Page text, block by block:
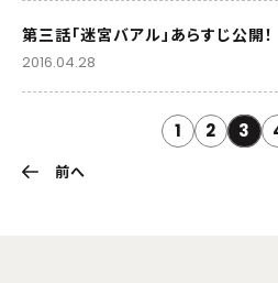
第三話「迷宮バアル」あらすじ公開！
2016.04.28
1 2 3
前へ